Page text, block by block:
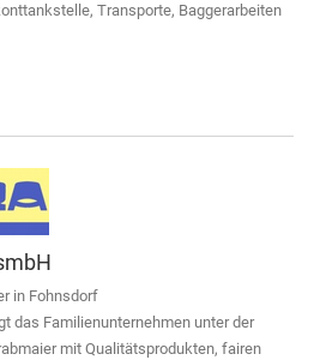
Transporte, Baggerarbeiten
in Fohnsdorf
das Familienunternehmen unter der
mit Qualitätsprodukten, fairen